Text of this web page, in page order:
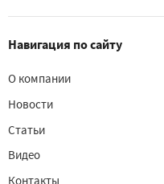
Навигация по сайту
О компании
Новости
Статьи
Видео
Контакты